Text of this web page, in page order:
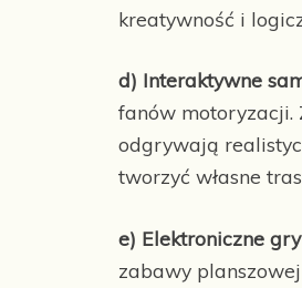
kreatywność i
d) Interaktywne
fanów motoryzacji.
odgrywają
tworzyć własne
e) Elektroniczne
zabawy